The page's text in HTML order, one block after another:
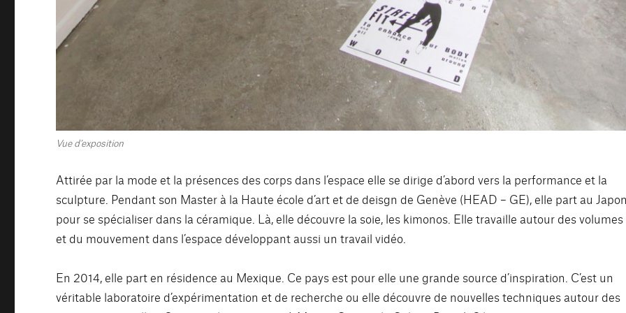
Vue d’exposition
Attirée par la mode et la présences des corps dans l’espace elle se dirige d’abord vers la performance et la
sculpture. Pendant son Master à la Haute école d’art et de deisgn de Genève (HEAD – GE), elle part au
pour se spécialiser dans la céramique. Là, elle découvre la soie, les kimonos. Elle travaille autour des volumes
et du mouvement dans l’espace développant aussi un travail vidéo.
En 2014, elle part en résidence au Mexique. Ce pays est pour elle une grande source d’inspiration. C’est un
véritable laboratoire d’expérimentation et de recherche ou elle découvre de nouvelles techniques autour des